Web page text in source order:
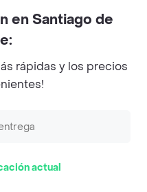
en Santiago de
rápidas y los precios
actual